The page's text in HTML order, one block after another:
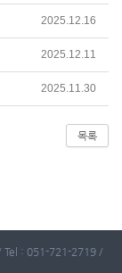
2025.12.16
2025.12.11
2025.11.30
목록
Tel : 051-721-2719 /